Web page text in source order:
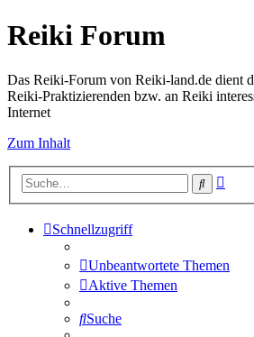
Reiki Forum
Das Reiki-Forum von Reiki-land.de dient
Reiki-Praktizierenden bzw. an Reiki
Internet
Zum Inhalt
Suche
Schnellzugriff
Unbeantwortete Themen
Aktive Themen
Suche